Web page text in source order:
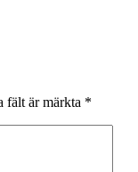
fält är märkta *